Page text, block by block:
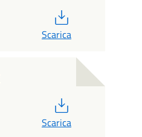
Scarica
Scarica